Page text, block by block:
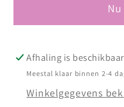
Caramel
ml
(uitverkocht)
Satin
ml
Afhaling is
Meestal klaar binnen 2-4
Winkelgegevens